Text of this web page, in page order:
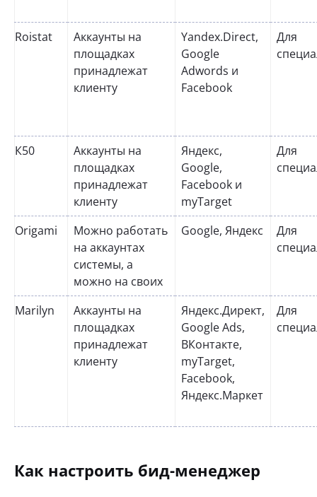
Roistat
Аккаунты на
площадках
принадлежат
клиенту
Yandex.Direct,
Google
Adwords и
Facebook
Для
К50
Аккаунты на
площадках
принадлежат
клиенту
Яндекс,
Google,
Facebook и
myTarget
Для
Origami
Можно работать
на аккаунтах
системы, а
можно на своих
Google, Яндекс
Для
Marilyn
Аккаунты на
площадках
принадлежат
клиенту
Яндекс.Директ,
Google Ads,
ВКонтакте,
myTarget,
Facebook,
Яндекс.Маркет
Для
Как настроить бид-менеджер